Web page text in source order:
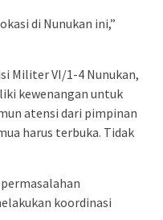
di Nunukan ini,”
Militer VI/1-4 Nunukan,
kewenangan untuk
atensi dari pimpinan
harus terbuka. Tidak
koordinasi